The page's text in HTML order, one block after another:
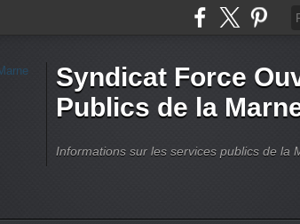
Syndicat Force
Publics de la
Informations sur les services publics de la